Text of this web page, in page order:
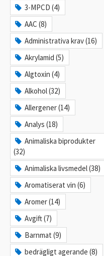
3-MPCD (4)
AAC (8)
Administrativa krav (16)
Akrylamid (5)
Algtoxin (4)
Alkohol (32)
Allergener (14)
Analys (18)
Animaliska biprodukter
(32)
Animaliska livsmedel (38)
Aromatiserat vin (6)
Aromer (14)
Avgift (7)
Barnmat (9)
bedrägligt agerande (8)